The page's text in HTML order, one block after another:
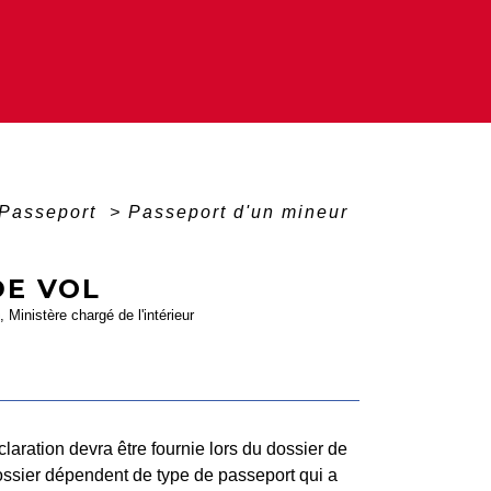
> Passeport d'un mineur
VOL
Ministère chargé de l'intérieur
devra être fournie lors du dossier de
dépendent de type de passeport qui a